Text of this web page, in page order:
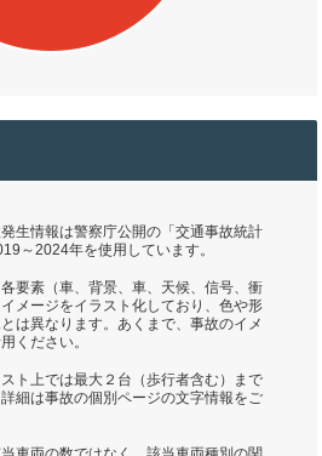
生情報は警察庁公開の「交通事故統計
～2024年を使用しています。
要素（車、背景、車、天候、信号、衝
メージをイラスト化しており、色や形
は異なります。あくまで、事故のイメ
ください。
ト上では最大２台（歩行者含む）まで
細は事故の個別ページの文字情報をご